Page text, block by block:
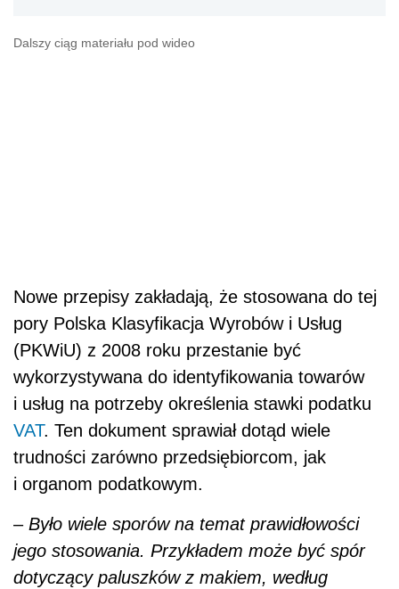
Dalszy ciąg materiału pod wideo
Nowe przepisy zakładają, że stosowana do tej
pory Polska Klasyfikacja Wyrobów i Usług
(PKWiU) z 2008 roku przestanie być
wykorzystywana do identyfikowania towarów
i usług na potrzeby określenia stawki podatku
VAT. Ten dokument sprawiał dotąd wiele
trudności zarówno przedsiębiorcom, jak
i organom podatkowym.
– Było wiele sporów na temat prawidłowości
jego stosowania. Przykładem może być spór
dotyczący paluszków z makiem, według